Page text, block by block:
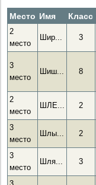
Место Имя Класс
2
место
Шир... 3
3
место
Шиш... 8
2
место
ШЛЕ... 2
3
место
Шлы... 2
3
место
Шля... 3